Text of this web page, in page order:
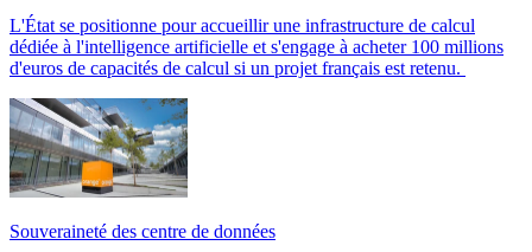
L'État se positionne pour accueillir une infrastructure de calcul
dédiée à l'intelligence artificielle et s'engage à acheter 100 millions
d'euros de capacités de calcul si un projet français est retenu.
Souveraineté des centre de données